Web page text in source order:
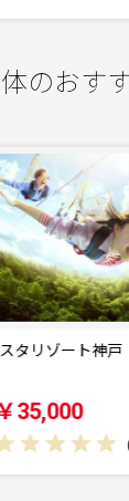
のおす
ゾート神戸 利
( 0)